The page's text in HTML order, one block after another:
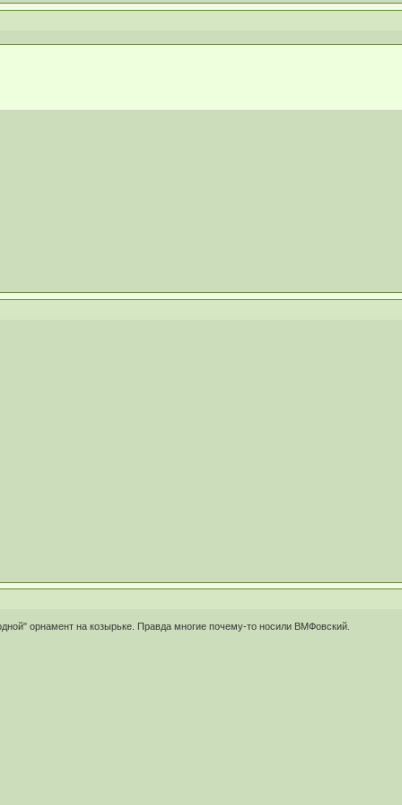
орнамент на козырьке. Правда многие почему-то носили ВМФовский.